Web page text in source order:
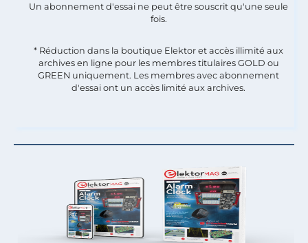
Un abonnement d'essai ne peut être souscrit qu'une seule
fois.​
* Réduction dans la boutique Elektor et accès illimité aux
archives en ligne pour les membres titulaires GOLD ou
GREEN uniquement. Les membres avec abonnement
d'essai ont un accès limité aux archives.